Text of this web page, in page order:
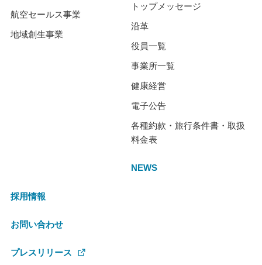
航空セールス事業
地域創生事業
トップメッセージ
沿革
役員一覧
事業所一覧
健康経営
電子公告
各種約款・旅行条件書・取扱
料金表
NEWS
採用情報
お問い合わせ
プレスリリース